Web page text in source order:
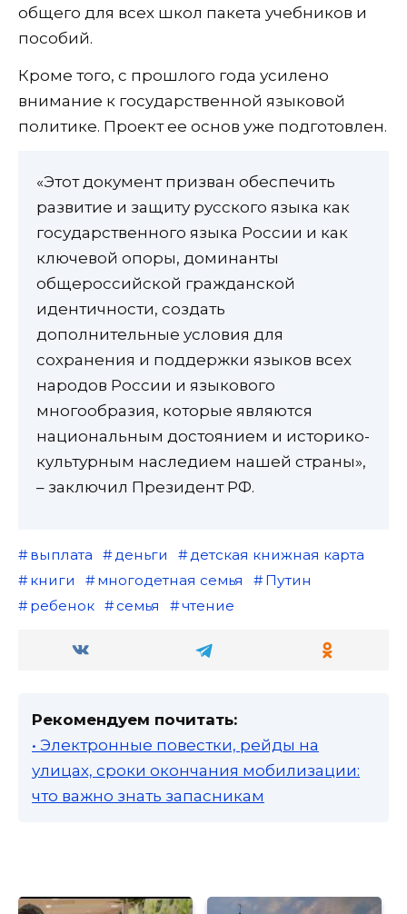
общего для всех школ пакета учебников и
пособий.
Кроме того, с прошлого года усилено
внимание к государственной языковой
политике. Проект ее основ уже подготовлен.
«Этот документ призван обеспечить
развитие и защиту русского языка как
государственного языка России и как
ключевой опоры, доминанты
общероссийской гражданской
идентичности, создать
дополнительные условия для
сохранения и поддержки языков всех
народов России и языкового
многообразия, которые являются
национальным достоянием и историко-
культурным наследием нашей страны»,
– заключил Президент РФ.
выплата деньги
детская книжная карта
книги
многодетная семья
Путин
ребенок
семья чтение
Рекомендуем почитать:
• Электронные повестки, рейды на
улицах, сроки окончания мобилизации:
что важно знать запасникам